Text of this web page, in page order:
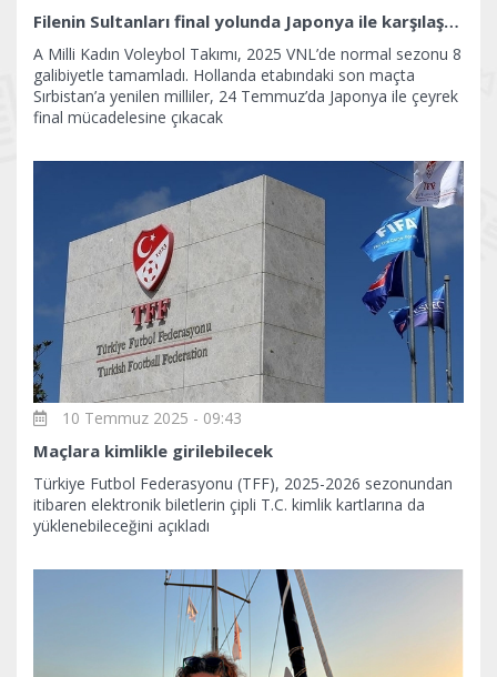
Filenin Sultanları final yolunda Japonya ile karşılaşacak
A Milli Kadın Voleybol Takımı, 2025 VNL’de normal sezonu 8
galibiyetle tamamladı. Hollanda etabındaki son maçta
Sırbistan’a yenilen milliler, 24 Temmuz’da Japonya ile çeyrek
final mücadelesine çıkacak
10 Temmuz 2025 - 09:43
Maçlara kimlikle girilebilecek
Türkiye Futbol Federasyonu (TFF), 2025-2026 sezonundan
itibaren elektronik biletlerin çipli T.C. kimlik kartlarına da
yüklenebileceğini açıkladı